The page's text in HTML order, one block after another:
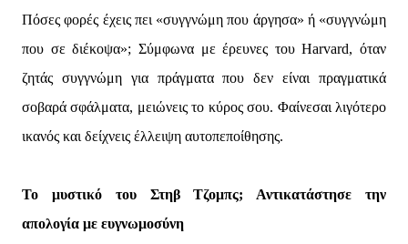
Πόσες φορές έχεις πει «συγγνώμη που άργησα» ή «συγγνώμη
που σε διέκοψα»; Σύμφωνα με έρευνες του Harvard, όταν
ζητάς συγγνώμη για πράγματα που δεν είναι πραγματικά
σοβαρά σφάλματα, μειώνεις το κύρος σου. Φαίνεσαι λιγότερο
ικανός και δείχνεις έλλειψη αυτοπεποίθησης.
Το μυστικό του Στηβ Τζομπς; Αντικατάστησε την
απολογία με ευγνωμοσύνη